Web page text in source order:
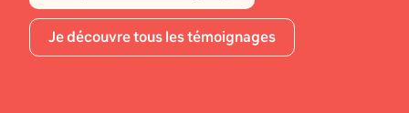
Je découvre tous les témoignages